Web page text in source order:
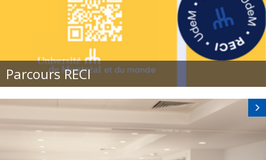
Parcours RECI